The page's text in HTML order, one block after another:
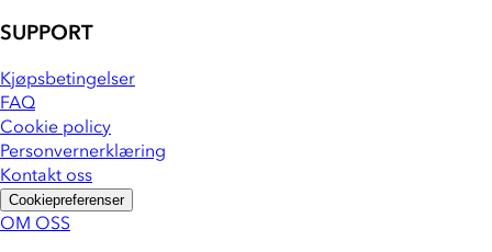
SUPPORT
Kjøpsbetingelser
FAQ
Cookie policy
Personvernerklæring
Kontakt oss
Cookiepreferenser
OM OSS